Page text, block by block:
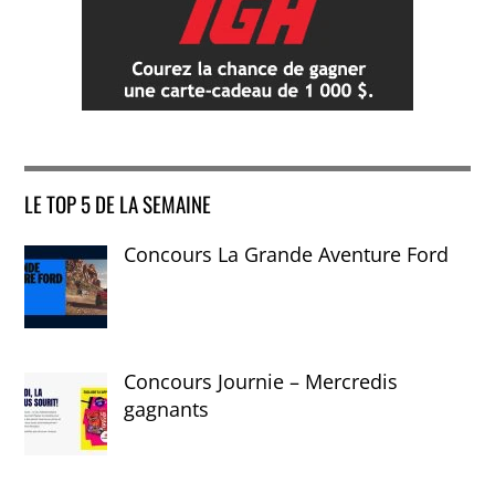
LE TOP 5 DE LA SEMAINE
Concours La Grande Aventure Ford
Concours Journie – Mercredis
gagnants